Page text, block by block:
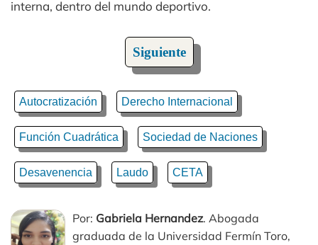
interna, dentro del mundo deportivo.
Siguiente
Autocratización Derecho Internacional
Función Cuadrática Sociedad de Naciones
Desavenencia Laudo CETA
Por: Gabriela Hernandez. Abogada
graduada de la Universidad Fermín Toro,